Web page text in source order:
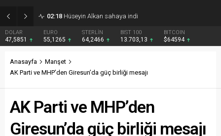
02:18 Hüseyin Alkan sahaya indi
DOLAR
47,5851
EURO
55,1265
STERLİN
64,2466
BIST 100
13.703,13
BITCOIN
$64594
Anasayfa
Manşet
AK Parti ve MHP’den Giresun’da güç birliği mesajı
AK Parti ve MHP’den
Giresun’da güç birliği mesajı